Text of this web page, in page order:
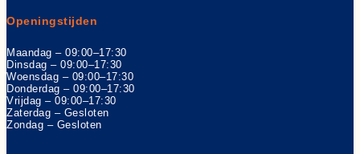
Openingstijden
Maandag – 09:00–17:30
Dinsdag – 09:00–17:30
Woensdag – 09:00–17:30
Donderdag – 09:00–17:30
Vrijdag – 09:00–17:30
Zaterdag – Gesloten
Zondag – Gesloten